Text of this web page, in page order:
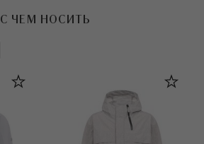
С ЧЕМ НОСИТЬ